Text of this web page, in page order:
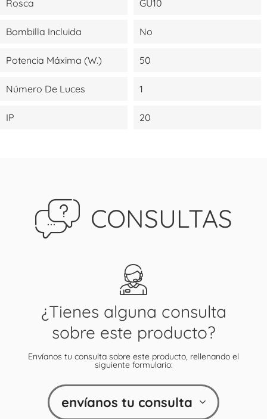
Rosca GU10
Bombilla Incluida No
Potencia Máxima (W.) 50
Número De Luces 1
IP 20
CONSULTAS
¿Tienes alguna consulta
sobre este producto?
Envíanos tu consulta sobre este producto, rellenando el
siguiente formulario:
envíanos tu consulta